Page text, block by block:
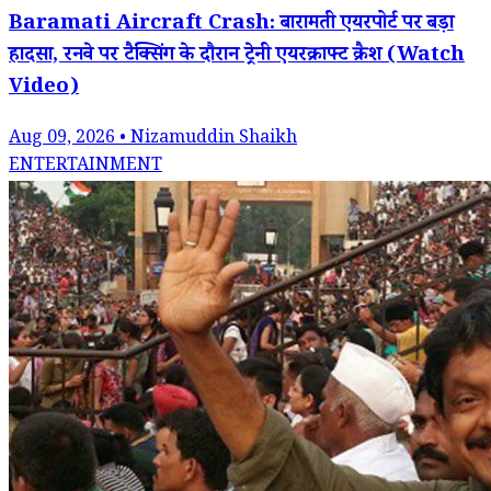
Baramati Aircraft Crash: बारामती एयरपोर्ट पर बड़ा
हादसा, रनवे पर टैक्सिंग के दौरान ट्रेनी एयरक्राफ्ट क्रैश (Watch
Video)
Aug 09, 2026 • Nizamuddin Shaikh
ENTERTAINMENT